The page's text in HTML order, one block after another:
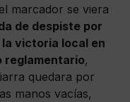
marcador se viera
de despiste por
victoria local en
reglamentario,
quedara por
manos vacías,